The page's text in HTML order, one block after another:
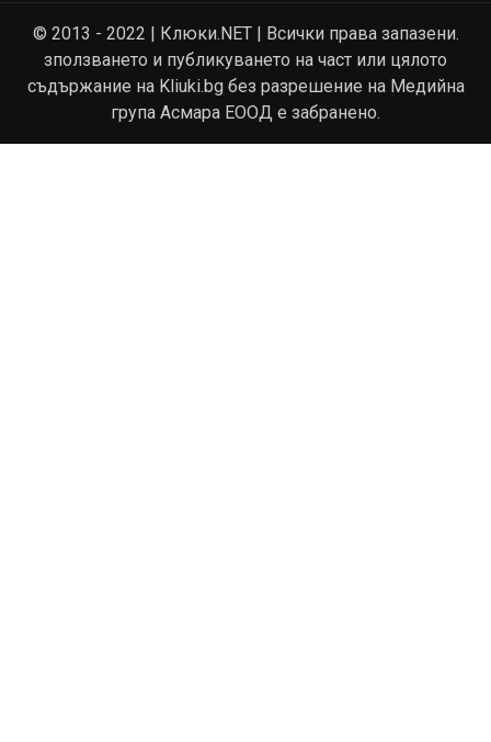
© 2013 - 2022 | Клюки.NET | Всички права запазени.
зползването и публикуването на част или цялото
съдържание на Kliuki.bg без разрешение на Медийна
група Асмара ЕООД е забранено.